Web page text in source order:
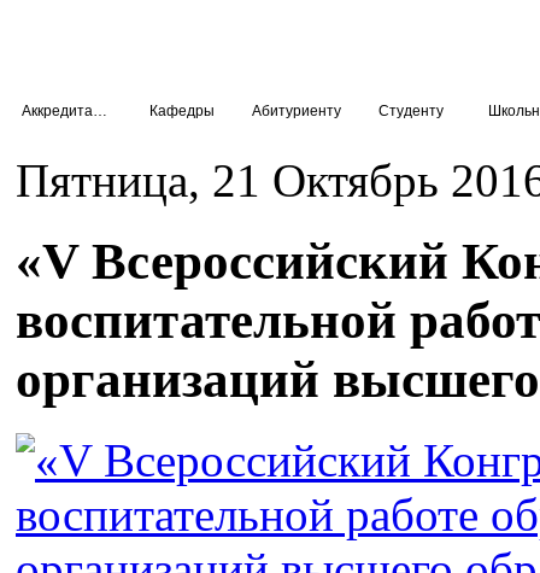
Кафедры Абитуриенту Студенту
Пятница, 21 Октябрь
«V Всероссийский
воспитательной
организаций